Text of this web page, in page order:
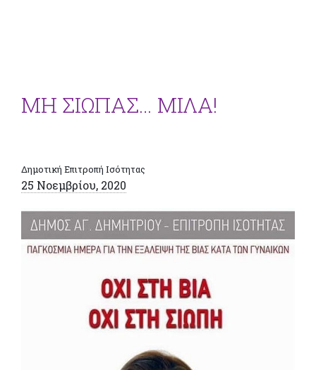
ΜΗ ΣΙΩΠΑΣ… ΜΙΛΑ!
Δημοτική Επιτροπή Ισότητας
25 Νοεμβρίου, 2020